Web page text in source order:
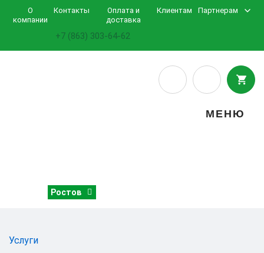
О
компании
Контакты
Оплата и
доставка
Клиентам Партнерам
+7 (863) 303-64-62
Ростов
МЕНЮ
Услуги